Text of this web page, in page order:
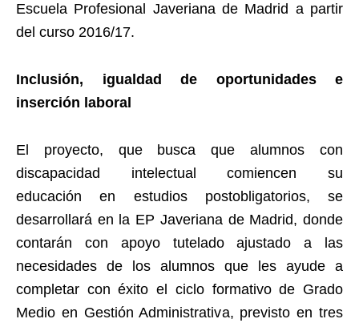
Escuela Profesional Javeriana de Madrid a partir
del curso 2016/17.
Inclusión, igualdad de oportunidades e
inserción laboral
El proyecto, que busca que alumnos con
discapacidad intelectual comiencen su
educación en estudios postobligatorios, se
desarrollará en la EP Javeriana de Madrid, donde
contarán con apoyo tutelado ajustado a las
necesidades de los alumnos que les ayude a
completar con éxito el ciclo formativo de Grado
Medio en Gestión Administrativa, previsto en tres